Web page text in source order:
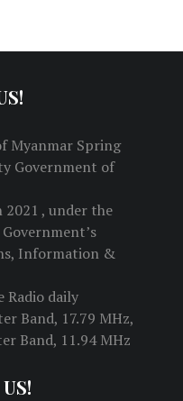
Myanmar Spring
Government of
2021 , under the
Information &
Radio daily
Band, 17.79 MHz,
Band, 11.94 MHz